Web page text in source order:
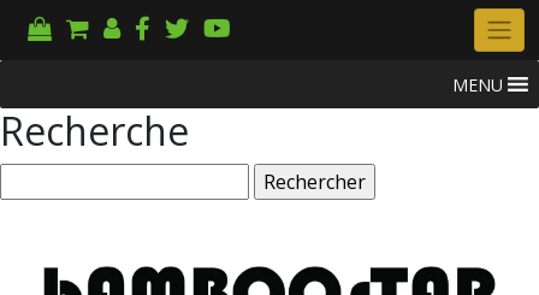
MENU
Recherche